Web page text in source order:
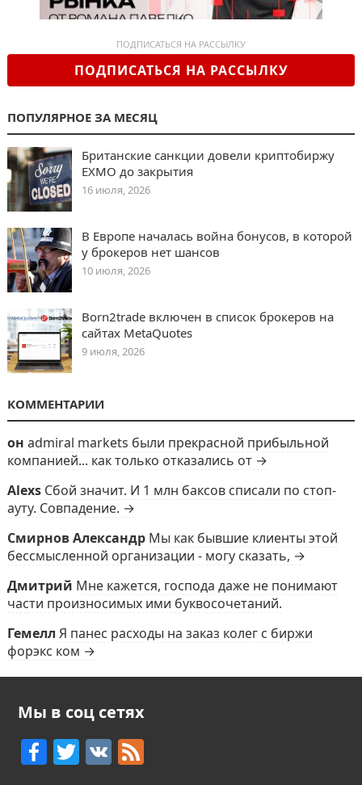
ПОДПИСАТЬСЯ НА РАССЫЛКУ
ПОДПИСАТЬСЯ НА РАССЫЛКУ
ПОПУЛЯРНОЕ ЗА МЕСЯЦ
Британские санкции довели криптобиржу
EXMO до закрытия
16 июля, 2026
В Европе началась война бонусов, в которой
у брокеров нет шансов
10 июля, 2026
Born2trade включен в список брокеров на
сайтах MetaQuotes
9 июля, 2026
КОММЕНТАРИИ
он admiral markets были прекрасной прибыльной
компанией... как только отказались от →
Alexs Сбой значит. И 1 млн баксов списали по стоп-
ауту. Совпадение. →
Смирнов Александр Мы как бывшие клиенты этой
бессмысленной организации - могу сказать, →
Дмитрий Мне кажется, господа даже не понимают
части произносимых ими буквосочетаний.
Гемелл Я панес расходы на заказ колег с биржи
форэкс ком →
Мы в соц сетях
F T V F